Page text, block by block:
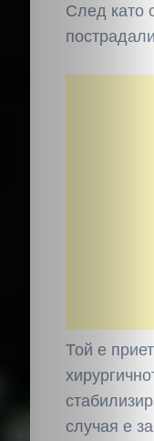
След като
Той е
случая е